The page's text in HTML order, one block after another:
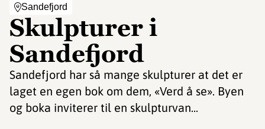
Sandefjord
Skulpturer i
Sandefjord
Sandefjord har så mange skulpturer at det er
laget en egen bok om dem, «Verd å se». Byen
og boka inviterer til en skulpturvan...